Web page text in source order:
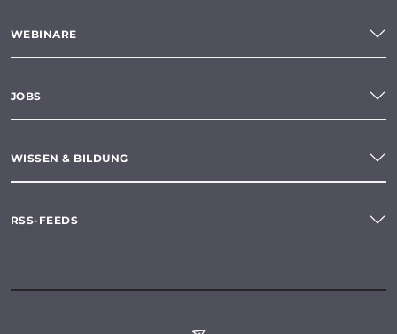
WEBINARE
JOBS
WISSEN & BILDUNG
RSS-FEEDS